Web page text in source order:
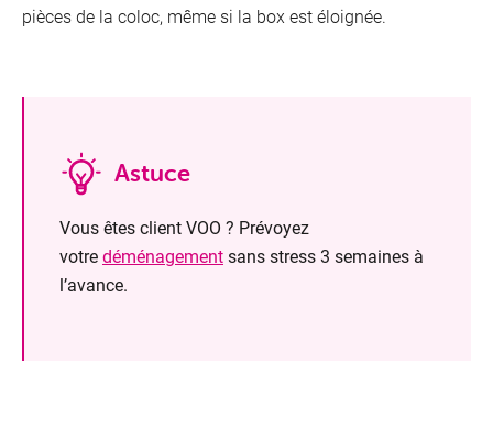
pièces de la coloc, même si la box est éloignée.
Astuce
Vous êtes client VOO ? Prévoyez
votredéménagementsans stress 3 semaines à
l’avance.